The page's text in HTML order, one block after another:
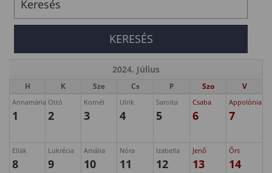
2024. Július
H K Sze Cs P Szo V
Annamária
1
Ottó
2
Kornél
3
Ulrik
4
Sarolta
5
Csaba
6
Appolónia
7
Ellák
8
Lukrécia
9
Amália
10
Nóra
11
Izabella
12
Jenő
13
Őrs
14